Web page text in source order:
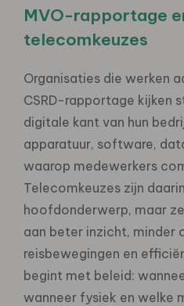
MVO-rapportage
telecomkeuzes
Organisaties die werken
CSRD-rapportage kijken
digitale kant van hun
apparatuur, software,
waarop medewerkers
Telecomkeuzes zijn
hoofdonderwerp, maar
aan beter inzicht, minder
reisbewegingen en
begint met beleid:
wanneer fysiek en welke